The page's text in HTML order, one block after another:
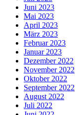
Juni 2023
Mai 2023
April 2023
März 2023
Februar 2023
Januar 2023
Dezember 2022
November 2022
Oktober 2022
September 2022
August 2022
Juli 2022